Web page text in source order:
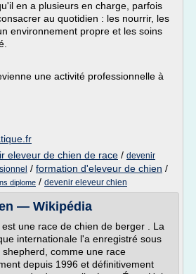
en a plusieurs en charge, parfois
au quotidien : les nourrir, les
environnement propre et les soins
une activité professionnelle à
eleveur de chien de race / devenir
/ formation d'eleveur de chien /
diplome / devenir eleveur chien
— Wikipédia
une race de chien de berger . La
internationale l'a enregistré sous
comme une race
depuis 1996 et définitivement